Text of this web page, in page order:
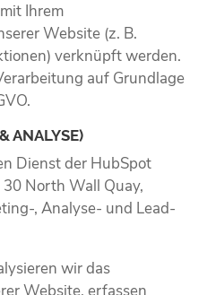
Ihrem
Website (z. B.
verknüpft werden.
auf Grundlage
ANALYSE)
Dienst der HubSpot
North Wall Quay,
, Analyse- und Lead-
wir das